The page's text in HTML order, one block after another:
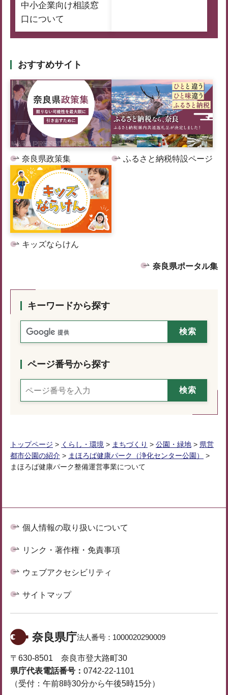
中小企業向け相談窓
口について
おすすめサイト
奈良県政策集 ふるさと納税特設ページ
キッズならけん
奈良県ポータル集
キーワードから探す
ページ番号から探す
トップページ > くらし・環境 > まちづくり > 公園・緑地 > 県営
都市公園の紹介 > まほろば健康パーク（浄化センター公園）
>
まほろば健康パーク整備運営事業について
個人情報の取り扱いについて
リンク・著作権・免責事項
ウェブアクセシビリティ
サイトマップ
奈良県庁法人番号： 1000020290009
〒630-8501 奈良市登大路町30
県庁代表電話番号： 0742-22-1101
（受付：午前8時30分から午後5時15分）